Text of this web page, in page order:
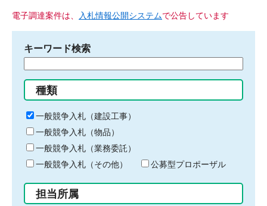
電子調達案件は、 入札情報公開システムで公告しています
キーワード検索
る
キ
ー
ワ
ー
ド
入
力
種類
一般競争入札（建設工事）
一般競争入札（物品）
一般競争入札（業務委託）
一般競争入札（その他）
公募型プロポーザル
担当所属